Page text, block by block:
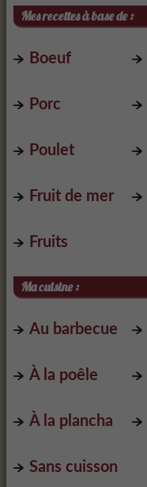
Mes recettes à base de :
Boeuf
Porc
Poulet
Fruit de mer
Fruits
Ma cuisine :
Au barbecue
À la poêle
À la plancha
Sans cuisson